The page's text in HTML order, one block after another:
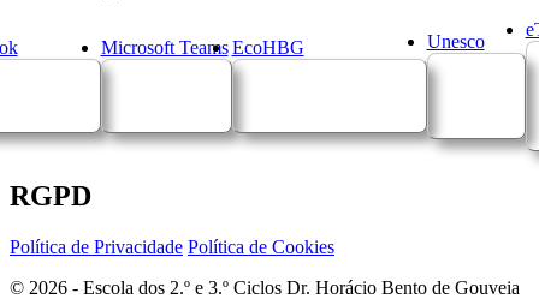
Microsoft Teams EcoHBG Unesco
RGPD
Política de Privacidade Política de Cookies
© 2026 - Escola dos 2.º e 3.º Ciclos Dr. Horácio Bento de Gouveia